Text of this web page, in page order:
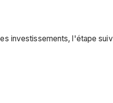
investissements, l'étape